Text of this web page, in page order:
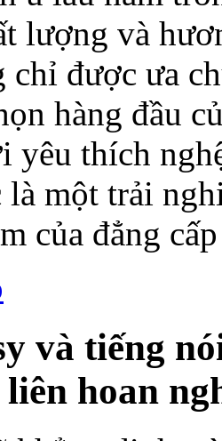
lượng và
chỉ được ưa
hàng đầu
yêu thích
một trải
của đẳng
và tiếng
liên hoan